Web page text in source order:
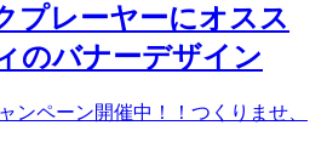
プレーヤーにオスス
のバナーデザイン